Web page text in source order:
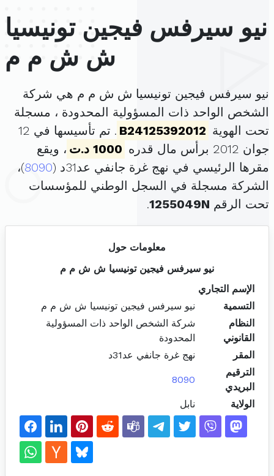
نيو سيرفس فيجين تونيسيا
ش ش م م
نيو سيرفس فيجين تونيسيا ش ش م م هي شركة
الشخص الواحد ذات المسؤولية المحدودة ، مسجلة
تحت الهوية B24125392012
. تم تأسيسها في 12
جوان 2012 برأس مال قدره
1000 د.ت
، ويقع
مقرها الرئيسي في نهج غرة جانفي عد31د (
8090)،
الشركة مسجلة في السجل الوطني للمؤسسات
تحت الرقم 1255049N
.
معلومات حول
نيو سيرفس فيجين تونيسيا ش ش م م
الإسم التجاري
التسمية
نيو سيرفس فيجين تونيسيا ش ش م م
النظام
القانوني
شركة الشخص الواحد ذات المسؤولية
المحدودة
المقر
نهج غرة جانفي عد31د
الترقيم
البريدي
8090
الولاية نابل